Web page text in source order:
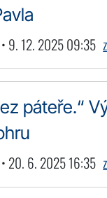
9. 12. 2025 09:35
páteře.“
20. 6. 2025 16:35